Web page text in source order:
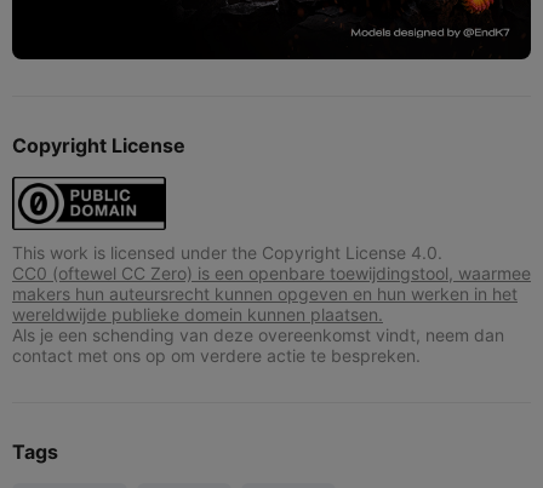
Copyright License
This work is licensed under the Copyright License 4.0.
CC0 (oftewel CC Zero) is een openbare toewijdingstool, waarmee
makers hun auteursrecht kunnen opgeven en hun werken in het
wereldwijde publieke domein kunnen plaatsen.
Als je een schending van deze overeenkomst vindt, neem dan
contact met ons op om verdere actie te bespreken.
Tags